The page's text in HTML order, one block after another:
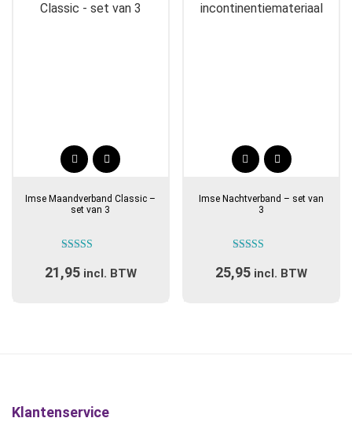
Dit
heeft
variaties.
optie
Imse Maandverband Classic –
set van 3
5.00
uit 5
21,95 incl. BTW
Dit
heeft
variaties.
optie
Imse Nachtverband – set van
3
5.00
uit 5
25,95 incl. BTW
Klantenservice